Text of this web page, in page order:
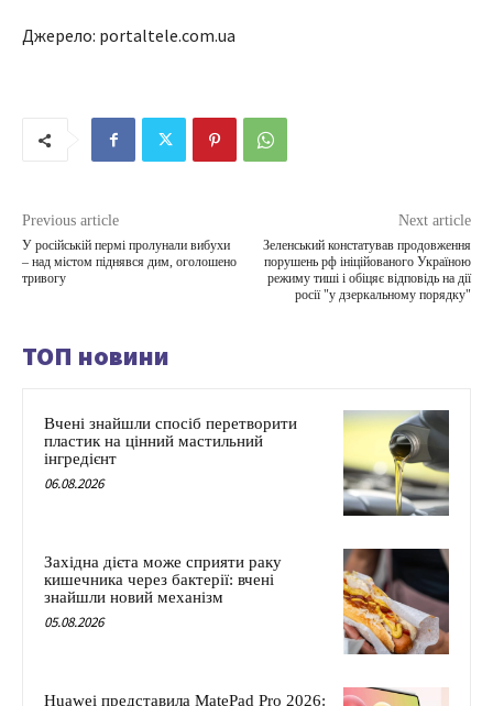
Джерело: portaltele.com.ua
Previous article
У російській пермі пролунали вибухи
– над містом піднявся дим, оголошено
тривогу
Next article
Зеленський констатував продовження
порушень рф ініційованого Україною
режиму тиші і обіцяє відповідь на дії
росії "у дзеркальному порядку"
ТОП новини
Вчені знайшли спосіб перетворити
пластик на цінний мастильний
інгредієнт
06.08.2026
Західна дієта може сприяти раку
кишечника через бактерії: вчені
знайшли новий механізм
05.08.2026
Huawei представила MatePad Pro 2026: